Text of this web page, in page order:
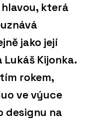
která
jako její
Kijonka.
rokem,
ve výuce
designu na